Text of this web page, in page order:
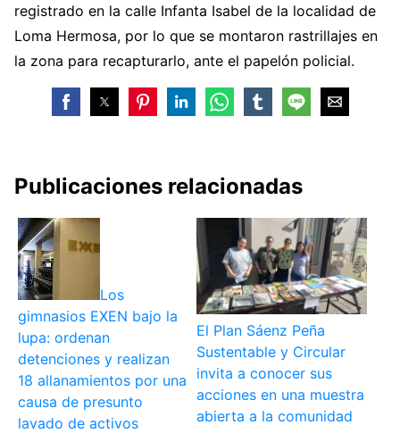
registrado en la calle Infanta Isabel de la localidad de
Loma Hermosa, por lo que se montaron rastrillajes en
la zona para recapturarlo, ante el papelón policial.
Publicaciones relacionadas
Los
gimnasios EXEN bajo la
lupa: ordenan
detenciones y realizan
18 allanamientos por una
causa de presunto
lavado de activos
El Plan Sáenz Peña
Sustentable y Circular
invita a conocer sus
acciones en una muestra
abierta a la comunidad